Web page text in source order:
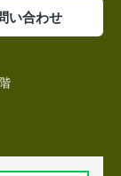
い合わせ